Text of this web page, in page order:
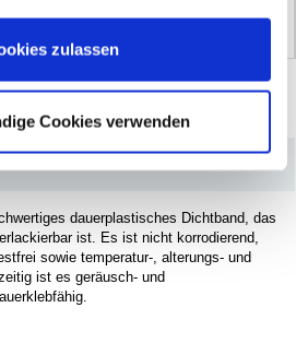
zulassen
Cookies verwenden
dauerplastisches Dichtband, das
ist. Es ist nicht korrodierend,
sowie temperatur-, alterungs- und
ist es geräusch- und